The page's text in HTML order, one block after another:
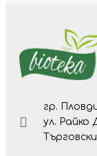
гр.
ул. Райко